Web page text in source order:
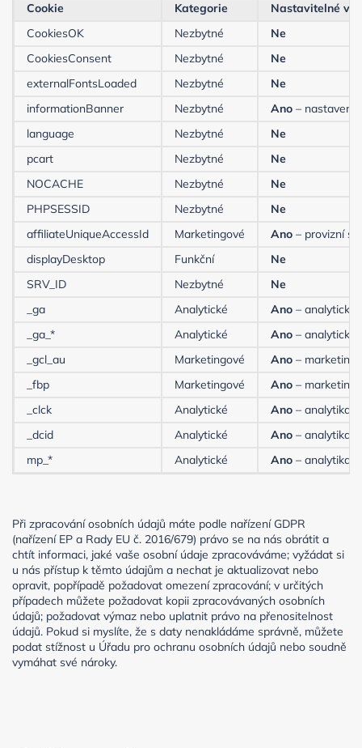
Cookie Kategorie
Nastavitelné v
CookiesOK
Nezbytné
Ne
CookiesConsent
Nezbytné
Ne
externalFontsLoaded
Nezbytné
Ne
informationBanner
Nezbytné Ano – nastavení
language
Nezbytné
Ne
pcart
Nezbytné
Ne
NOCACHE
Nezbytné
Ne
PHPSESSID
Nezbytné
Ne
affiliateUniqueAccessId
Marketingové Ano – provizní
displayDesktop
Funkční
Ne
SRV_ID
Nezbytné
Ne
_ga
Analytické Ano – analytické
_ga_*
Analytické Ano – analytické
_gcl_au
Marketingové Ano – marketing
_fbp
Marketingové Ano – marketing
_clck
Analytické Ano – analytika
_dcid
Analytické Ano – analytika
mp_*
Analytické Ano – analytika
Při zpracování osobních údajů máte podle nařízení GDPR
(nařízení EP a Rady EU č. 2016/679) právo se na nás obrátit a
chtít informaci, jaké vaše osobní údaje zpracováváme; vyžádat si
u nás přístup k těmto údajům a nechat je aktualizovat nebo
opravit, popřípadě požadovat omezení zpracování; v určitých
případech můžete požadovat kopii zpracovávaných osobních
údajů; požadovat výmaz nebo uplatnit právo na přenositelnost
údajů. Pokud si myslíte, že s daty nenakládáme správně, můžete
podat stížnost u Úřadu pro ochranu osobních údajů nebo soudně
vymáhat své nároky.